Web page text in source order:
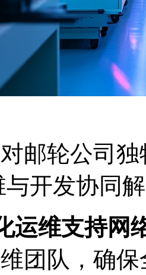
邮轮公司独
开发协同解
维支持网络
队，确